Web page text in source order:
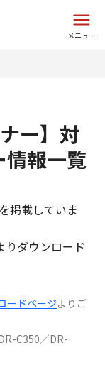
メニュー
ー】対
情報一覧
掲載していま
りダウンロード
ードページよりご
C350／DR-